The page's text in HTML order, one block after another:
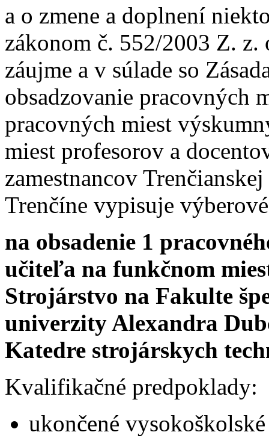
a o zmene a doplnení
zákonom č. 552/2003 Z.
záujme a v súlade so
obsadzovanie pracovných
pracovných miest
miest profesorov a
zamestnancov
Trenčíne vypisuje
na obsadenie 1
učiteľa na funkčnom
Strojárstvo na Fakulte
univerzity Alexandra
Katedre strojárskych
Kvalifikačné predpoklady:
ukončené